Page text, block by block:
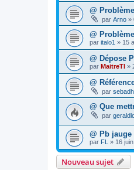
@
par Arno »
@
par italo1 » 15
@ Dépose
par MaitreTI »
@
par
@ Que
par
@ Pb
par FL » 16
Nouveau sujet